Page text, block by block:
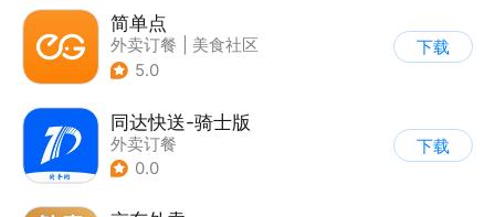
简单点
外卖订餐
美食社区
5.0
下载
同达快送-骑士版
外卖订餐
0.0
下载